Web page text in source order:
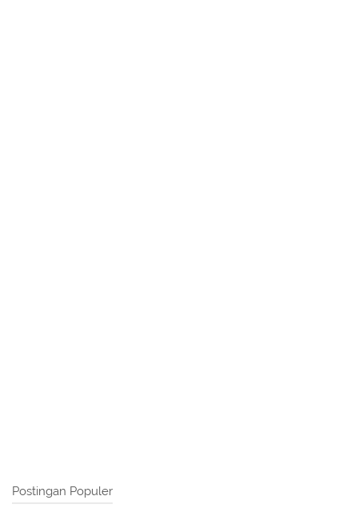
Postingan Populer